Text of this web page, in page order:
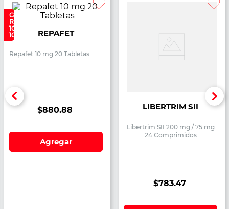
GRATIS
Repafet
10 mg
10 Tabs
REPAFET
Repafet 10 mg 20 Tabletas
$880.88
Agregar
LIBERTRIM SII
Libertrim SII 200 mg / 75 mg
24 Comprimidos
$783.47